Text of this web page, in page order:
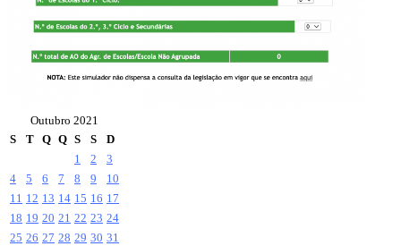
Outubro 2021
S
T Q Q S S
D
1
2
3
4
5 6 7 8 9
10
11 12 13 14 15 16 17
18 19 20 21 22 23 24
25 26 27 28 29 30 31